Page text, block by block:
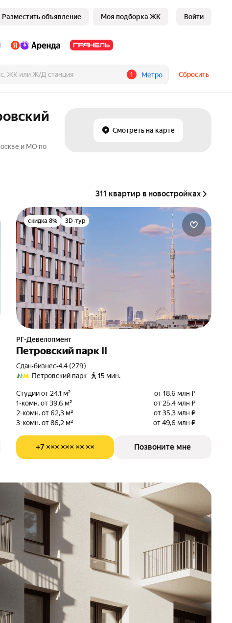
Разместить объявление Моя подборка ЖК Войти
1 Метро Сбросить
и МО по
Смотреть на карте
311 квартир в новостройках
скидка 8% 3D-тур
РГ-Девелопмент
Петровский парк II
Сдан•бизнес•4.4 (279)
Петровский парк
15 мин.
Студии от 24,1 м²
от 18,6 млн ₽
1-комн. от 39,6 м²
от 25,4 млн ₽
2-комн. от 62,3 м²
от 35,3 млн ₽
3-комн. от 86,2 м²
от 49,6 млн ₽
+7 ××× ××× ×× ×× Позвоните мне